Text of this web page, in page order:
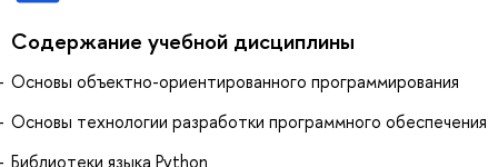
Содержание учебной дисциплины
Основы объектно-ориентированного программирования
Основы технологии разработки программного обеспечения
Библиотеки языка Python